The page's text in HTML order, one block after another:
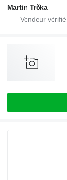
Martin Trčka